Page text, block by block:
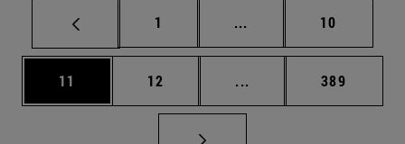
Página
1 ... Páginas intermedias
Página
10
Página
11 Página
12 ... Páginas intermedias
Página
389